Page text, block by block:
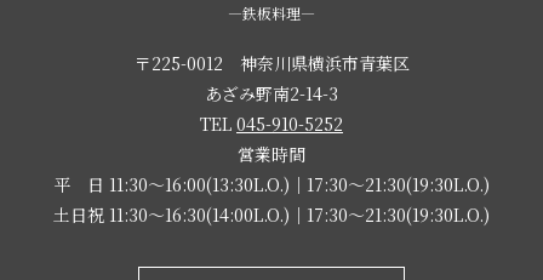
―鉄板料理―
〒225-0012 神奈川県横浜市青葉区
あざみ野南2-14-3
TEL 045-910-5252
営業時間
平 日 11:30～16:00(13:30L.O.)｜17:30～21:30(19:30L.O.)
土日祝 11:30～16:30(14:00L.O.)｜17:30～21:30(19:30L.O.)